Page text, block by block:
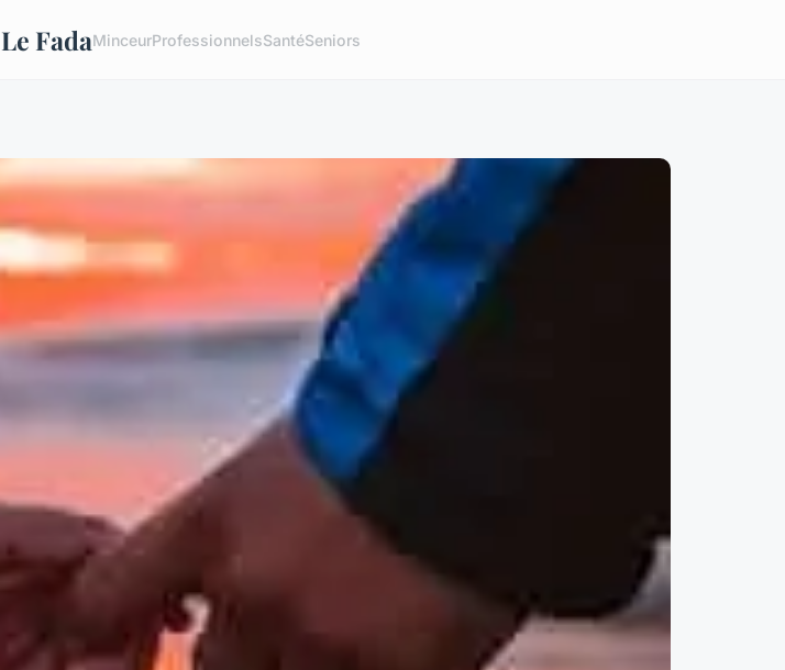
Le FadaMinceurProfessionnelsSantéSeniors